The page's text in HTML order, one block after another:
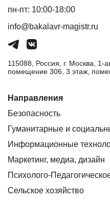
пн-пт: 10:00-18:00
info@bakalavr-magistr.ru
115088, Россия, г. Москва,
помещение 306, 3 этаж,
Направления
Безопасность
Гуманитарные и
Информационные
Маркетинг, медиа, дизайн
Психолого-
Сельское хозяйство